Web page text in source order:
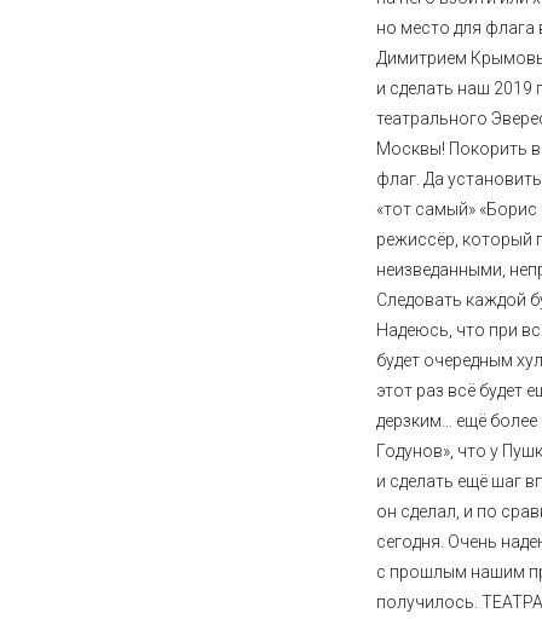
но место для
Димитрием
и сделать наш 2019
театрального
Москвы! Покорить
флаг. Да
«тот самый»
режиссёр, который
неизведанными,
Следовать каждой
Надеюсь, что при
будет очередным
этот раз всё будет
дерзким… ещё
Годунов», что у
и сделать ещё шаг
он сделал, и по
сегодня. Очень
с прошлым нашим
получилось.